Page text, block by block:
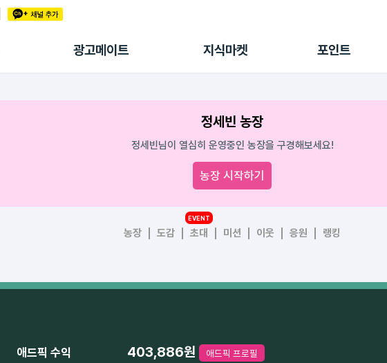
광고메이트 지식마켓 포인트
광고리포트
출석 룰렛
후원
정세빈 농장
정세빈님이 열심히 운영중인 농장을 구경해보세요!
농장 시작하기
농장 도감 초대
EVENT
미션 이웃 응원 랭킹
애드픽 수익 403,886원 애드픽 프로필